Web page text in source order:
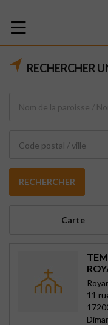
RECHERCHER
Code postal / ville
RECHERCHER
Carte
11